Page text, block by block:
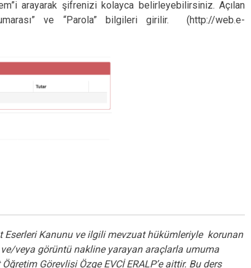
arayarak şifrenizi kolayca belirleyebilirsiniz. Açılan
ve “Parola” bilgileri girilir. (http://web.e-
Eserleri Kanunu ve ilgili mevzuat hükümleriyle korunan
veya görüntü nakline yarayan araçlarla umuma
Görevlisi Özge EVCİ ERALP’e aittir. Bu ders